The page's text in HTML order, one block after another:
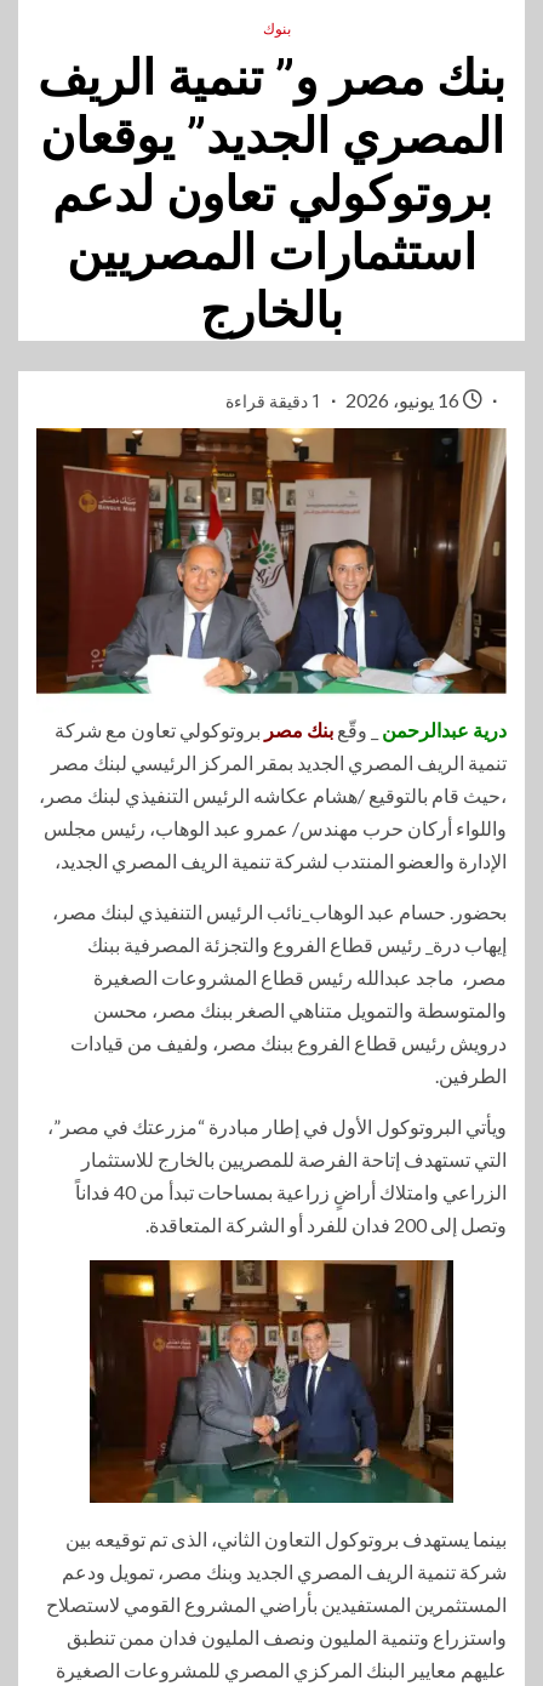
بنوك
بنك مصر و” تنمية الريف
المصري الجديد” يوقعان
بروتوكولي تعاون لدعم
استثمارات المصريين
بالخارج
1 دقيقة قراءة
درية عبدالرحمن _ وقّع بنك مصر بروتوكولي تعاون مع شركة
تنمية الريف المصري الجديد بمقر المركز الرئيسي لبنك مصر
،حيث قام بالتوقيع /هشام عكاشه الرئيس التنفيذي لبنك مصر،
واللواء أركان حرب مهندس/ عمرو عبد الوهاب، رئيس مجلس
الإدارة والعضو المنتدب لشركة تنمية الريف المصري الجديد،
بحضور. حسام عبد الوهاب_نائب الرئيس التنفيذي لبنك مصر،
إيهاب درة_ رئيس قطاع الفروع والتجزئة المصرفية ببنك
مصر، ماجد عبدالله رئيس قطاع المشروعات الصغيرة
والمتوسطة والتمويل متناهي الصغر ببنك مصر، محسن
درويش رئيس قطاع الفروع ببنك مصر، ولفيف من قيادات
الطرفين.
ويأتي البروتوكول الأول في إطار مبادرة “مزرعتك في مصر”،
التي تستهدف إتاحة الفرصة للمصريين بالخارج للاستثمار
الزراعي وامتلاك أراضٍ زراعية بمساحات تبدأ من 40 فداناً
وتصل إلى 200 فدان للفرد أو الشركة المتعاقدة.
بينما يستهدف بروتوكول التعاون الثاني، الذى تم توقيعه بين
شركة تنمية الريف المصري الجديد وبنك مصر، تمويل ودعم
المستثمرين المستفيدين بأراضي المشروع القومي لاستصلاح
واستزراع وتنمية المليون ونصف المليون فدان ممن تنطبق
عليهم معايير البنك المركزي المصري للمشروعات الصغيرة